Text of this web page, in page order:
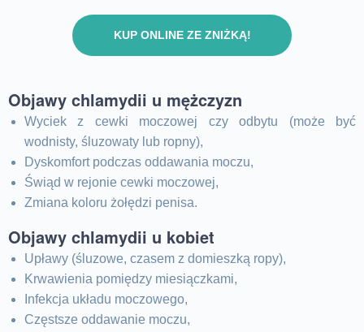
KUP ONLINE ZE ZNIŻKĄ!
Objawy chlamydii u mężczyzn
Wyciek z cewki moczowej czy odbytu (może być
wodnisty, śluzowaty lub ropny),
Dyskomfort podczas oddawania moczu,
Świąd w rejonie cewki moczowej,
Zmiana koloru żołędzi penisa.
Objawy chlamydii u kobiet
Upławy (śluzowe, czasem z domieszką ropy),
Krwawienia pomiędzy miesiączkami,
Infekcja układu moczowego,
Częstsze oddawanie moczu,